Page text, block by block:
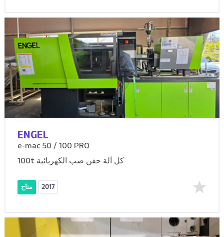
ENGEL
e-mac 50 / 100 PRO
100t كل آلة حقن صب الكهربائية
متاح 2017